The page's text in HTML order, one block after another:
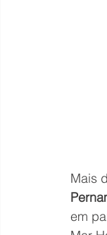
Mais
em